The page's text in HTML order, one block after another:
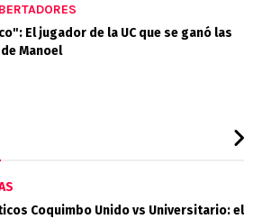
El jugador de la UC que se ganó las
Manoel
Coquimbo Unido vs Universitario: el